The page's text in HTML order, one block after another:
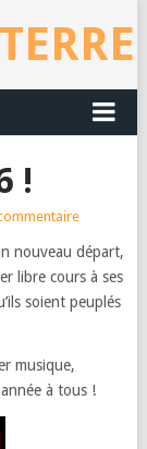
!
nouveau départ,
libre cours à ses
soient peuplés
musique,
à tous !